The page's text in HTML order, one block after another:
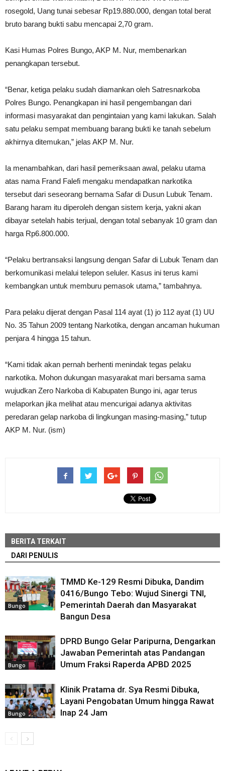
rosegold, Uang tunai sebesar Rp19.880.000, dengan total berat
bruto barang bukti sabu mencapai 2,70 gram.
Kasi Humas Polres Bungo, AKP M. Nur, membenarkan
penangkapan tersebut.
“Benar, ketiga pelaku sudah diamankan oleh Satresnarkoba
Polres Bungo. Penangkapan ini hasil pengembangan dari
informasi masyarakat dan pengintaian yang kami lakukan. Salah
satu pelaku sempat membuang barang bukti ke tanah sebelum
akhirnya ditemukan,” jelas AKP M. Nur.
Ia menambahkan, dari hasil pemeriksaan awal, pelaku utama
atas nama Frand Falefi mengaku mendapatkan narkotika
tersebut dari seseorang bernama Safar di Dusun Lubuk Tenam.
Barang haram itu diperoleh dengan sistem kerja, yakni akan
dibayar setelah habis terjual, dengan total sebanyak 10 gram dan
harga Rp6.800.000.
“Pelaku bertransaksi langsung dengan Safar di Lubuk Tenam dan
berkomunikasi melalui telepon seluler. Kasus ini terus kami
kembangkan untuk memburu pemasok utama,” tambahnya.
Para pelaku dijerat dengan Pasal 114 ayat (1) jo 112 ayat (1) UU
No. 35 Tahun 2009 tentang Narkotika, dengan ancaman hukuman
penjara 4 hingga 15 tahun.
“Kami tidak akan pernah berhenti menindak tegas pelaku
narkotika. Mohon dukungan masyarakat mari bersama sama
wujudkan Zero Narkoba di Kabupaten Bungo ini, agar terus
melaporkan jika melihat atau mencurigai adanya aktivitas
peredaran gelap narkoba di lingkungan masing-masing,” tutup
AKP M. Nur. (ism)
BERITA TERKAIT
DARI PENULIS
Bungo
TMMD Ke-129 Resmi Dibuka, Dandim
0416/Bungo Tebo: Wujud Sinergi TNI,
Pemerintah Daerah dan Masyarakat
Bangun Desa
Bungo
DPRD Bungo Gelar Paripurna, Dengarkan
Jawaban Pemerintah atas Pandangan
Umum Fraksi Raperda APBD 2025
Bungo
Klinik Pratama dr. Sya Resmi Dibuka,
Layani Pengobatan Umum hingga Rawat
Inap 24 Jam